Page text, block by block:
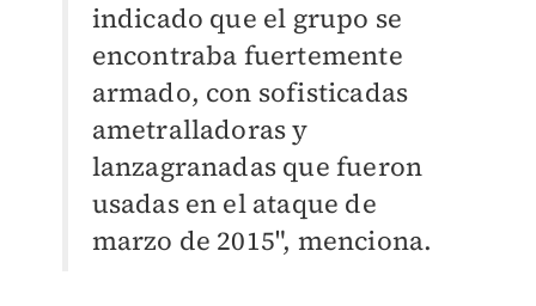
indicado que el grupo se
encontraba fuertemente
armado, con sofisticadas
ametralladoras y
lanzagranadas que fueron
usadas en el ataque de
marzo de 2015", menciona.